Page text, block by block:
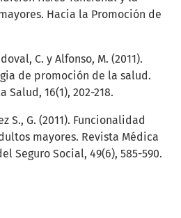
Hacia la Promoción de
C. y Alfonso, M. (2011).
de promoción de la salud.
16(1), 202-218.
S., G. (2011). Funcionalidad
mayores. Revista Médica
Seguro Social, 49(6), 585-590.